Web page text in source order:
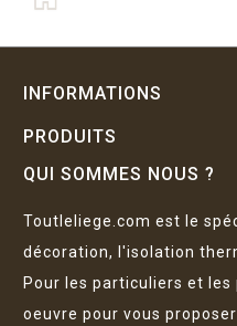
INFORMATIONS
PRODUITS
QUI SOMMES NOUS ?
Toutleliege.com est le
décoration, l'isolation
Pour les particuliers et
oeuvre pour vous